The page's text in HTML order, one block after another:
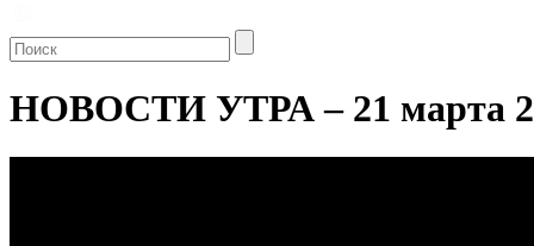
НОВОСТИ УТРА – 21 марта